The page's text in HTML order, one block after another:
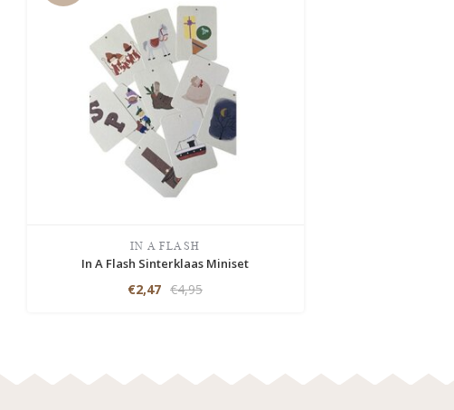
IN A FLASH
In A Flash Sinterklaas Miniset
€2,47 €4,95